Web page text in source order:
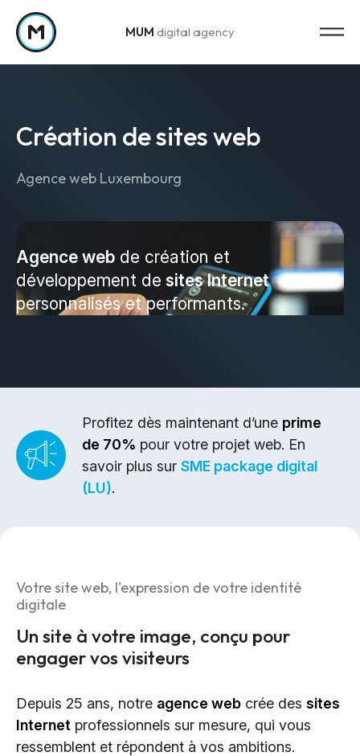
Passer au contenu
MUM digital agency
Strategy
Stratégie marketing
Web Analytics & Reporting
Création de sites web
Création de contenu & storytelling
Marketing
Marketing 360°
Référencement (SEO/GEO)
Marketing par e-mail
Applications
CMS - Systèmes de gestion de contenus
Cloud Services
Création de sites web
Agence web Luxembourg
Agence web de création et
développement de sites Internet
personnalisés et performants.
Profitez dès maintenant d’une prime
de 70% pour votre projet web. En
savoir plus sur SME package digital
(LU).
Votre site web, l'expression de votre identité
digitale
Un site à votre image, conçu pour
engager vos visiteurs
Depuis 25 ans, notre agence web crée des sites
Internet professionnels sur mesure, qui vous
ressemblent et répondent à vos ambitions.